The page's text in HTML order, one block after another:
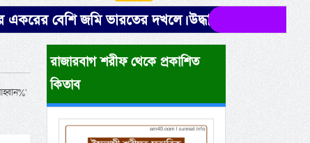
জমি ভারতের দখলে। উদ্ধারে নেই সরকারের সক্রিয়তা।
রাজারবাগ শরীফ থেকে প্রকাশিত
কিতাব